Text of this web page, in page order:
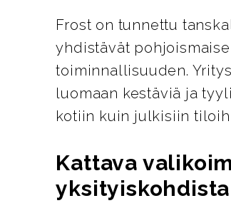
Frost on tunnettu
yhdistävät
toiminnallisuuden.
luomaan kestäviä ja
kotiin kuin julkisiin
Kattava